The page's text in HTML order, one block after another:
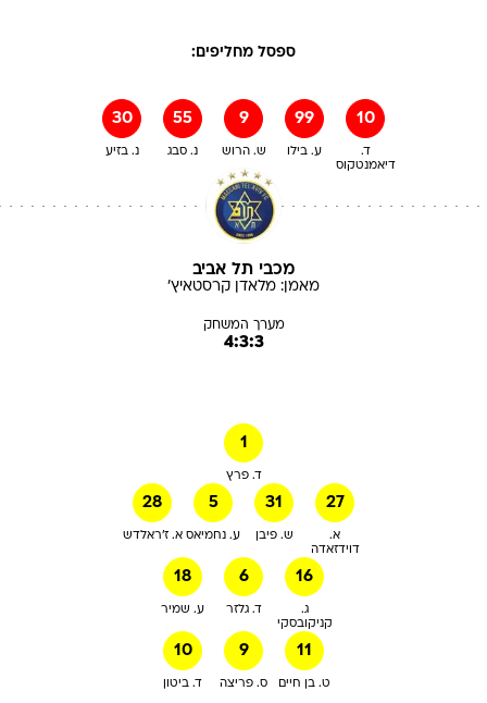
ספסל מחליפים:
30
נ. בזיע
55
נ. סבג
9
ש. הרוש
99
ע. בילו
10
ד.
דיאמנטקוס
מכבי תל אביב
מאמן: מלאדן קרסטאיץ'
מערך המשחק
4:3:3
1
ד. פרץ
28
א. ז'ראלדש
5
ע. נחמיאס
31
ש. פיבן
27
א.
דוידזאדה
18
ע. שמיר
6
ד. גלזר
16
ג.
קניקובסקי
10
ד. ביטון
9
ס. פריצה
11
ט. בן חיים